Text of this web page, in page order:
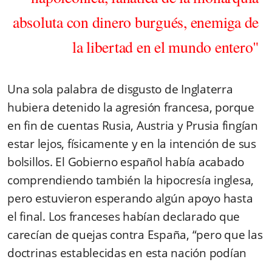
absoluta con dinero burgués, enemiga de
la libertad en el mundo entero"
Una sola palabra de disgusto de Inglaterra
hubiera detenido la agresión francesa, porque
en fin de cuentas Rusia, Austria y Prusia fingían
estar lejos, físicamente y en la intención de sus
bolsillos. El Gobierno español había acabado
comprendiendo también la hipocresía inglesa,
pero estuvieron esperando algún apoyo hasta
el final. Los franceses habían declarado que
carecían de quejas contra España, “pero que las
doctrinas establecidas en esta nación podían